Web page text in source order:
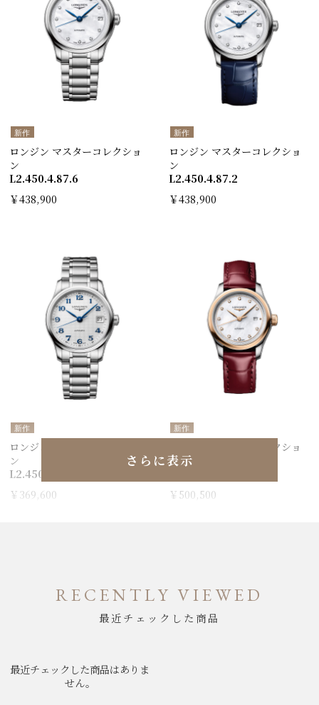
新作
ロンジン マスターコレクショ
ン
L2.450.4.87.6
￥438,900
新作
ロンジン マスターコレクショ
ン
L2.450.4.87.2
￥438,900
新作
ロンジン マスターコレクショ
ン
L2.450.4.73.6
￥369,600
新作
ロンジン マスターコレクショ
ン
￥500,500
さらに表示
RECENTLY VIEWED
最近チェックした商品
最近チェックした商品はありま
せん。